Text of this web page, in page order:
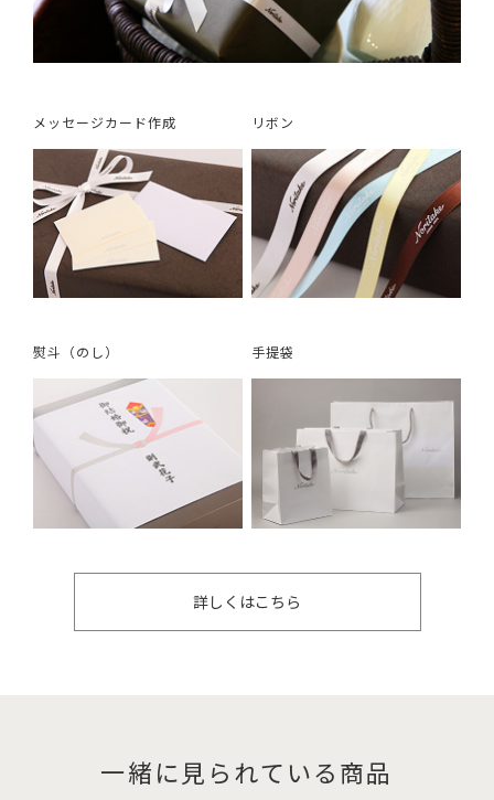
メッセージカード作成 リボン
熨斗（のし） 手提袋
詳しくはこちら
一緒に見られている商品